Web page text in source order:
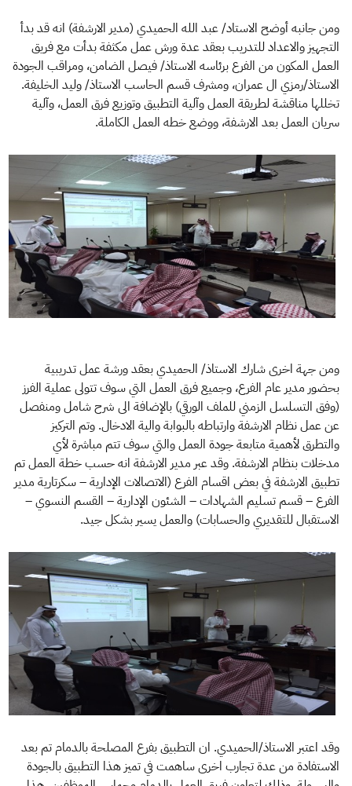
ومن جانبه أوضح الاستاد/ عبد الله الحميدي (مدير الارشفة) انه قد بدأ
التجهيز والاعداد للتدريب بعقد عدة ورش عمل مكثفة بدأت مع فريق
العمل المكون من الفرع برئاسه الاستاذ/ فيصل الضامن، ومراقب الجودة
الاستاذ/رمزي ال عمران، ومشرف قسم الحاسب الاستاذ/ وليد الخليفة.
تخللها مناقشة لطريقة العمل وآلية التطبيق وتوزيع فرق العمل، وآلية
سريان العمل بعد الارشفة، ووضع خطه العمل الكاملة.
ومن جهة اخرى شارك الاستاذ/ الحميدي بعقد ورشة عمل تدريبية
بحضور مدير عام الفرع، وجميع فرق العمل التي سوف تتولى عملية الفرز
(وفق التسلسل الزمني للملف الورقي) بالإضافة الى شرح شامل ومنفصل
عن عمل نظام الارشفة وارتباطه بالبوابة والية الادخال. وتم التركيز
والتطرق لأهمية متابعة جودة العمل والتي سوف تتم مباشرة لأي
مدخلات بنظام الارشفة. وقد عبر مدير الارشفة انه حسب خطة العمل تم
تطبيق الارشفة في بعض اقسام الفرع (الاتصالات الإدارية – سكرتارية مدير
الفرع – قسم تسليم الشهادات – الشئون الإدارية – القسم النسوي –
الاستقبال للتقديري والحسابات) والعمل يسير بشكل جيد.
وقد اعتبر الاستاذ/الحميدي. ان التطبيق بفرع المصلحة بالدمام تم بعد
الاستفادة من عدة تجارب اخرى ساهمت في تميز هذا التطبيق بالجودة